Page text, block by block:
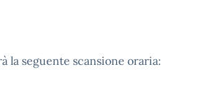
la seguente scansione oraria: